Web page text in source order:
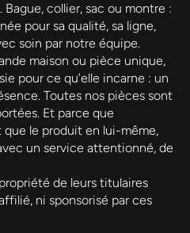
collier, sac ou montre :
pour sa qualité, sa ligne,
soin par notre équipe.
maison ou pièce unique,
pour ce qu’elle incarne : un
Toutes nos pièces sont
Et parce que
que le produit en lui-même,
un service attentionné, de
de leurs titulaires
ni sponsorisé par ces